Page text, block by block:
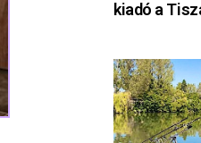
kiadó a